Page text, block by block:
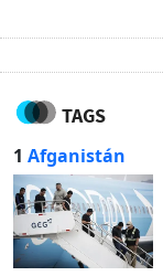
TAGS
1 Afganistán